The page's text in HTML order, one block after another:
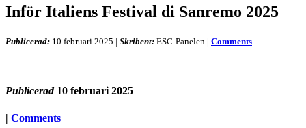
Inför Italiens Festival di Sanremo 2025
Publicerad: 10 februari 2025 | Skribent: ESC-Panelen | Comments
Publicerad 10 februari 2025
| Comments